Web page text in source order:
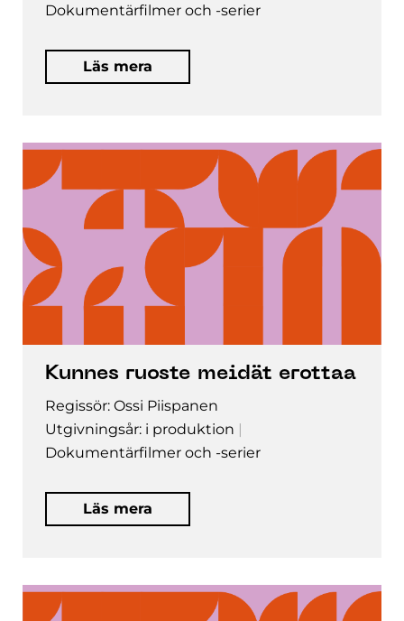
Dokumentärfilmer och -serier
Läs mera
Kunnes ruoste meidät erottaa
Regissör: Ossi Piispanen
Utgivningsår: i produktion
Dokumentärfilmer och -serier
Läs mera